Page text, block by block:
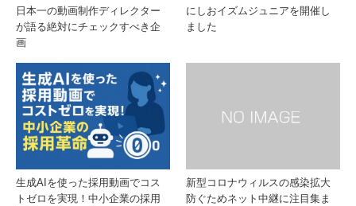
アル
【そ
の
３】
サム
日本一の動画制作ディレクター
が語る絶対にチェックすべき企
画
にしおイズムジュニアを開催し
ました
生成AIを使った採用動画でコス
トゼロを実現！中小企業の採用
新型コロナウィルスの感染拡大
防ぐためネット中継に注目集ま